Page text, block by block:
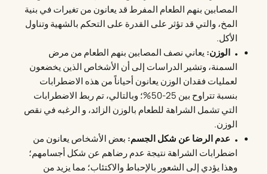
المصابين بنهم الطعام المفرط قد يعانون من تغيرات في بنية
المخ، والتي قد تؤثر على القدرة على التحكم بالشهية وتناول
الأكل.
الوزن: يعاني نصف المصابين بنهم الطعام من مرض
السمنة، وتشير الدراسات إلى أن الأشخاص الذين يخضعون
لعمليات فقدان الوزن يعانون أحياناً من هذه الاضطرابات
بنسبة تتراوح بين 25-50%؛ وبالتالي، تم ربط الاضطرابات
التي تشمل الشراهة للطعام بالوزن الزائد، و الرغبه في نقص
الوزن.
عدم الرضا عن شكل الجسم: بعض الأشخاص يعانون من
اضطرابات الشراهة نتيجة عدم رضاهم عن شكل أجسامهم؛
وهذا يؤدي إلى الشعور بالإحباط والاكتئاب؛ مما يزيد من